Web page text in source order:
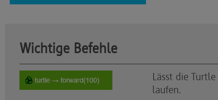
Wichtige Befehle
Lässt die
laufen.